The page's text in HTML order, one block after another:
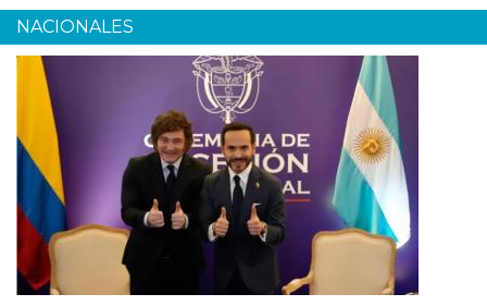
NACIONALES